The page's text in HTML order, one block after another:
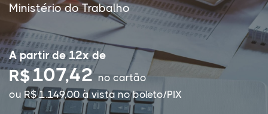
Ministério do Trabalho
A partir de 12x de
R$107,42 no cartão
ou R$ 1.149,00 à vista no boleto/PIX